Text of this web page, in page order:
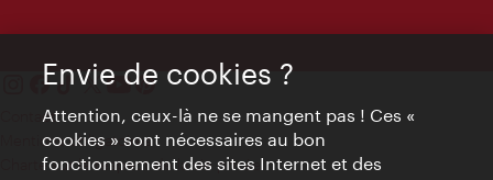
Contact
Mentions obligatoires
Charte sur le respect de la vie privée
Envie de cookies ?
Attention, ceux-là ne se mangent pas ! Ces «
cookies » sont nécessaires au bon
fonctionnement des sites Internet et des